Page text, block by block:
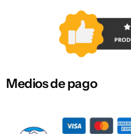
Medios de pago